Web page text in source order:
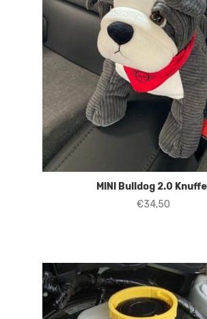
MINI Bulldog 2.0 Knuffel
€34,50